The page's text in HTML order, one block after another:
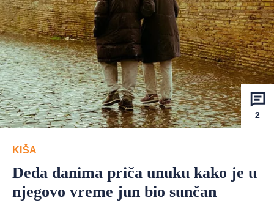
2
KIŠA
Deda danima priča unuku kako je u
njegovo vreme jun bio sunčan